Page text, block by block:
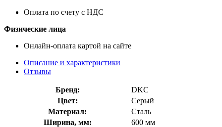
Оплата по счету с НДС
Физические лица
Онлайн-оплата картой на сайте
Описание и характеристики
Отзывы
Бренд:
DKC
Цвет:
Серый
Материал:
Сталь
Ширина, мм:
600 мм